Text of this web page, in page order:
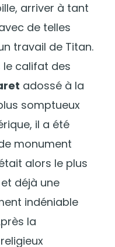
arriver à tant
de telles
travail de Titan.
le califat des
adossé à la
somptueux
il a été
monument
alors le plus
et déjà une
indéniable
la